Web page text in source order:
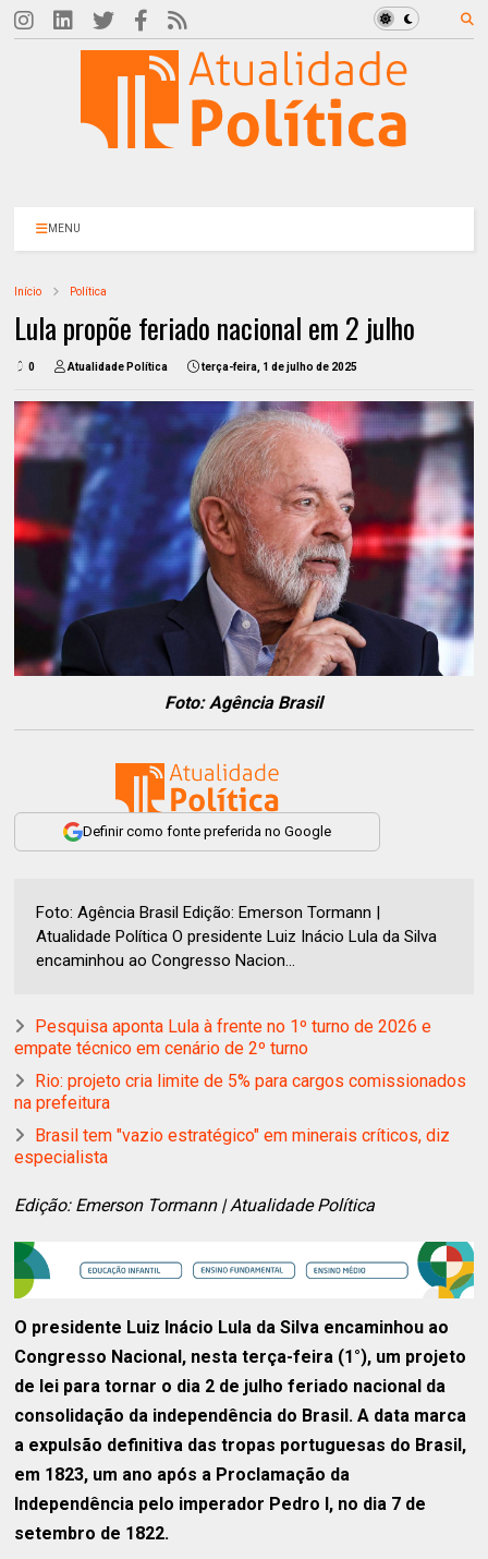
MENU
Início Política
Lula propõe feriado nacional em 2 julho
0 Atualidade Política terça-feira, 1 de julho de 2025
Foto: Agência Brasil
Definir como fonte preferida no Google
Foto: Agência Brasil Edição: Emerson Tormann |
Atualidade Política O presidente Luiz Inácio Lula da Silva
encaminhou ao Congresso Nacion...
Pesquisa aponta Lula à frente no 1º turno de 2026 e
empate técnico em cenário de 2º turno
Rio: projeto cria limite de 5% para cargos comissionados
na prefeitura
Brasil tem "vazio estratégico" em minerais críticos, diz
especialista
Edição: Emerson Tormann | Atualidade Política
O presidente Luiz Inácio Lula da Silva encaminhou ao
Congresso Nacional, nesta terça-feira (1°), um projeto
de lei para tornar o dia 2 de julho feriado nacional da
consolidação da independência do Brasil. A data marca
a expulsão definitiva das tropas portuguesas do Brasil,
em 1823, um ano após a Proclamação da
Independência pelo imperador Pedro I, no dia 7 de
setembro de 1822.